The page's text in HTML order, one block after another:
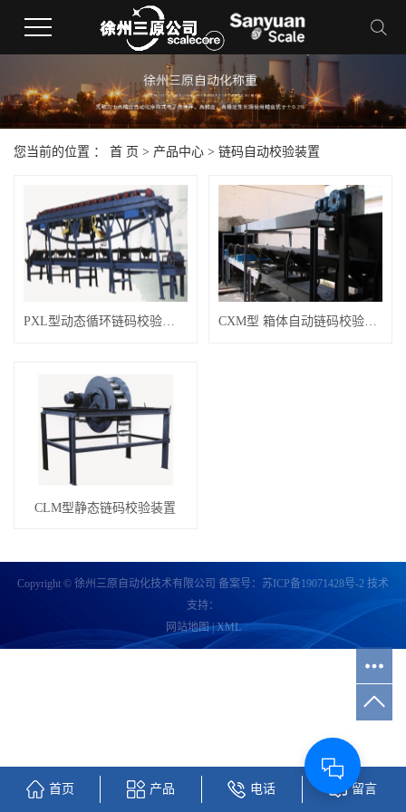
您当前的位置 ： 首 页 > 产品中心 > 链码自动校验装置
PXL型动态循环链码校验装置 CXM型 箱体自动链码校验装置
CLM型静态链码校验装置
Copyright © 徐州三原自动化技术有限公司 备案号： 苏ICP备19071428号-2 技术
支持：
网站地图|XML
首页 产品 电话 留言